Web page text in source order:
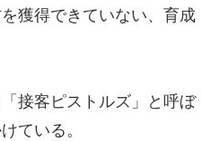
獲得できていない、育成
接客ピストルズ」と呼ぼ
ている。